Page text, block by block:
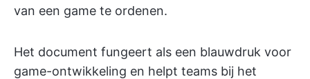
van een game te ordenen.
Het document fungeert als een blauwdruk voor
game-ontwikkeling en helpt teams bij het